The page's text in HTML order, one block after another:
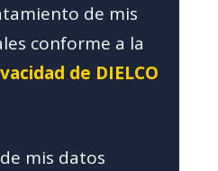
de mis
conforme a la
de DIELCO
mis datos